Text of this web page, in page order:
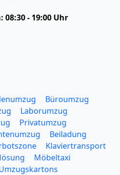
08:30 - 19:00 Uhr
Büroumzug
Laborumzug
Privatumzug
Beiladung
Klaviertransport
Möbeltaxi